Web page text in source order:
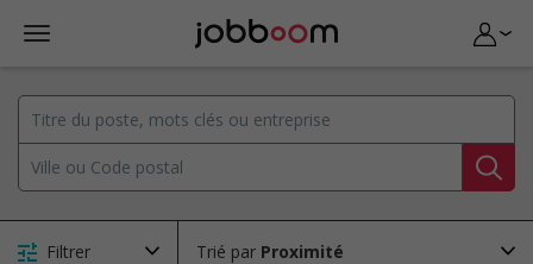
Filtrer Trié par